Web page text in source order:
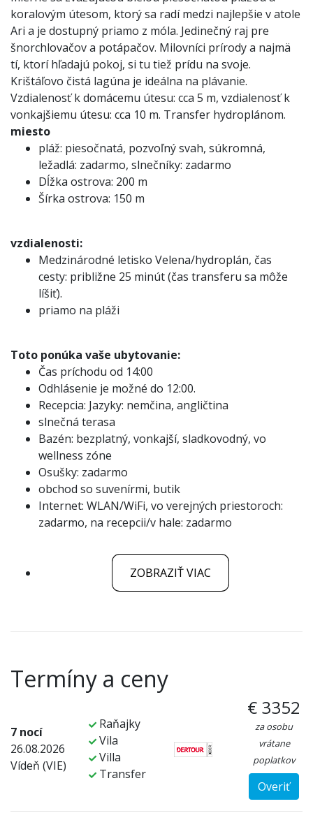
koralovým útesom, ktorý sa radí medzi najlepšie v atole
Ari a je dostupný priamo z móla. Jedinečný raj pre
šnorchlovačov a potápačov. Milovníci prírody a najmä
tí, ktorí hľadajú pokoj, si tu tiež prídu na svoje.
Krištáľovo čistá lagúna je ideálna na plávanie.
Vzdialenosť k domácemu útesu: cca 5 m, vzdialenosť k
vonkajšiemu útesu: cca 10 m. Transfer hydroplánom.
miesto
pláž: piesočnatá, pozvoľný svah, súkromná,
ležadlá: zadarmo, slnečníky: zadarmo
Dĺžka ostrova: 200 m
Šírka ostrova: 150 m
vzdialenosti:
Medzinárodné letisko Velena/hydroplán, čas
cesty: približne 25 minút (čas transferu sa môže
líšiť).
priamo na pláži
Toto ponúka vaše ubytovanie:
Čas príchodu od 14:00
Odhlásenie je možné do 12:00.
Recepcia: Jazyky: nemčina, angličtina
slnečná terasa
Bazén: bezplatný, vonkajší, sladkovodný, vo
wellness zóne
Osušky: zadarmo
obchod so suvenírmi, butik
Internet: WLAN/WiFi, vo verejných priestoroch:
zadarmo, na recepcii/v hale: zadarmo
ZOBRAZIŤ VIAC
Termíny a ceny
7 nocí
26.08.2026
Vídeň (VIE)
Raňajky
Vila
Villa
Transfer
€ 3352
za osobu
vrátane
poplatkov
Overiť